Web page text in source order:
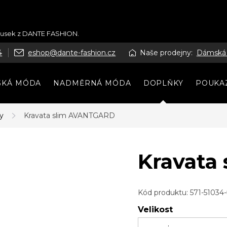
z DANTE FASHION.
eshop@dante-fashion.cz Naše prodejny:
MÓDA NADMĚRNÁ MÓDA DOPLŇKY
Kravata slim AVANTGARD
Kravata
Kód produktu: 571-
Velikost